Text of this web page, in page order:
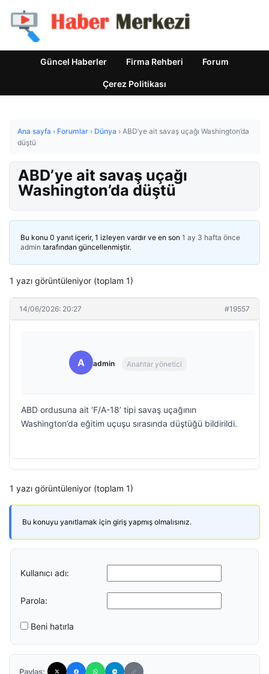
Güncel Haberler Firma Rehberi Forum
Çerez Politikası
Ana sayfa › Forumlar › Dünya › ABD’ye ait savaş uçağı Washington’da
düştü
ABD’ye ait savaş uçağı
Washington’da düştü
Bu konu 0 yanıt içerir, 1 izleyen vardır ve en son 1 ay 3 hafta önce
admin tarafından güncellenmiştir.
1 yazı görüntüleniyor (toplam 1)
14/06/2026: 20:27 #19557
A admin Anahtar yönetici
ABD ordusuna ait ‘F/A-18’ tipi savaş uçağının
Washington’da eğitim uçuşu sırasında düştüğü bildirildi.
1 yazı görüntüleniyor (toplam 1)
Bu konuyu yanıtlamak için giriş yapmış olmalısınız.
Kullanıcı adı:
Parola:
Beni hatırla
Paylaş: